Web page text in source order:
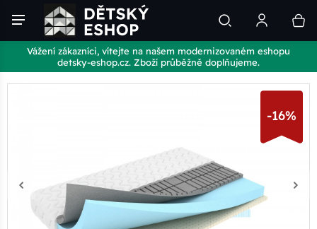
Vážení zákazníci, vítejte na našem modernizovaném eshopu
detsky-eshop.cz. Zboží průběžně doplňujeme.
-16%